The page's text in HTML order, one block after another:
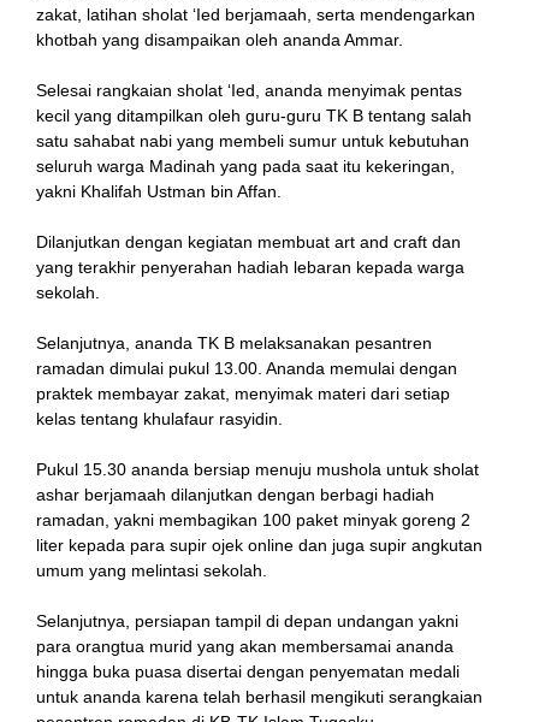
zakat, latihan sholat ‘Ied berjamaah, serta mendengarkan
khotbah yang disampaikan oleh ananda Ammar.
Selesai rangkaian sholat ‘Ied, ananda menyimak pentas
kecil yang ditampilkan oleh guru-guru TK B tentang salah
satu sahabat nabi yang membeli sumur untuk kebutuhan
seluruh warga Madinah yang pada saat itu kekeringan,
yakni Khalifah Ustman bin Affan.
Dilanjutkan dengan kegiatan membuat art and craft dan
yang terakhir penyerahan hadiah lebaran kepada warga
sekolah.
Selanjutnya, ananda TK B melaksanakan pesantren
ramadan dimulai pukul 13.00. Ananda memulai dengan
praktek membayar zakat, menyimak materi dari setiap
kelas tentang khulafaur rasyidin.
Pukul 15.30 ananda bersiap menuju mushola untuk sholat
ashar berjamaah dilanjutkan dengan berbagi hadiah
ramadan, yakni membagikan 100 paket minyak goreng 2
liter kepada para supir ojek online dan juga supir angkutan
umum yang melintasi sekolah.
Selanjutnya, persiapan tampil di depan undangan yakni
para orangtua murid yang akan membersamai ananda
hingga buka puasa disertai dengan penyematan medali
untuk ananda karena telah berhasil mengikuti serangkaian